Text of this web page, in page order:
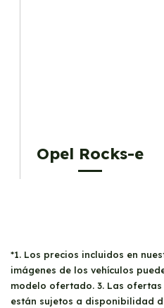
Opel Rocks-e
*1. Los precios incluidos en
imágenes de los vehículos
modelo ofertado. 3. Las
están sujetos a disponibilidad